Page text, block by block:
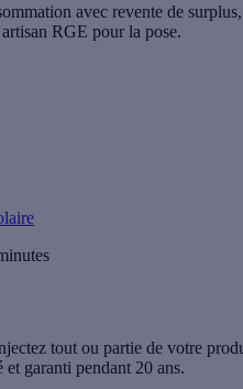
avec revente de
RGE pour la pose.
tout ou partie de votre
garanti pendant 20 ans.